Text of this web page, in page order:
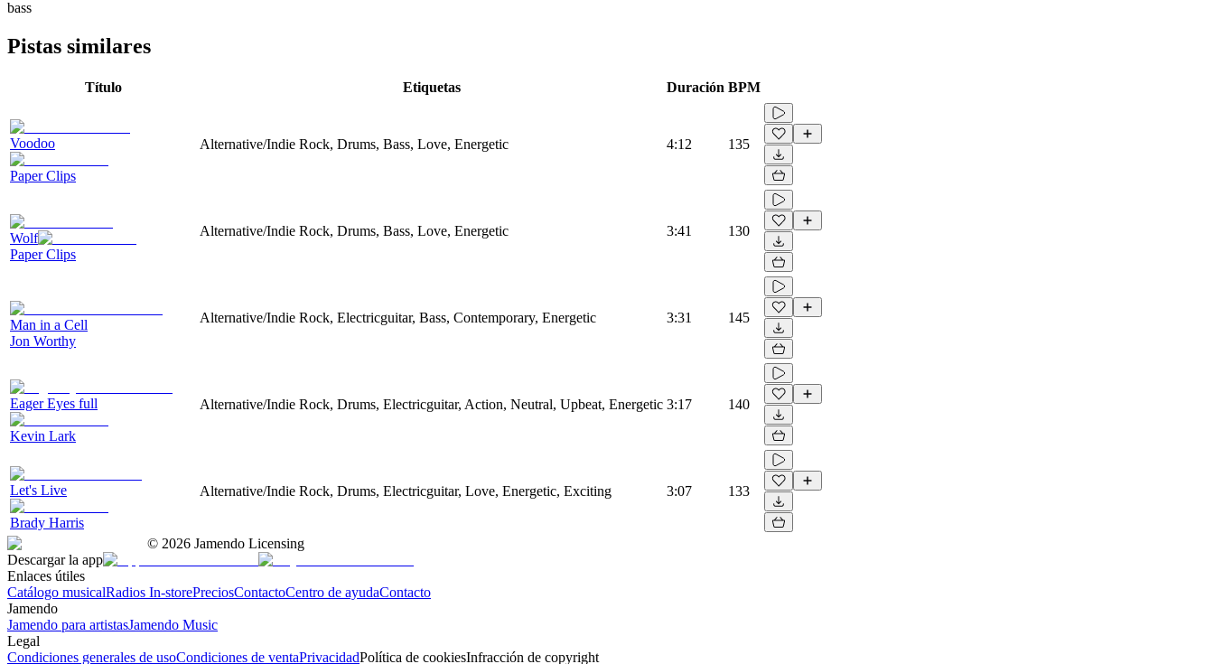
bass
Pistas similares
Título Etiquetas Duración BPM
Voodoo
Paper Clips
Alternative/Indie Rock, Drums, Bass, Love, Energetic 4:12 135
Wolf
Paper Clips
Alternative/Indie Rock, Drums, Bass, Love, Energetic 3:41 130
Man in a Cell
Jon Worthy
Alternative/Indie Rock, Electricguitar, Bass, Contemporary, Energetic 3:31 145
Eager Eyes full
Kevin Lark
Alternative/Indie Rock, Drums, Electricguitar, Action, Neutral, Upbeat, Energetic 3:17 140
Let's Live
Brady Harris
Alternative/Indie Rock, Drums, Electricguitar, Love, Energetic, Exciting 3:07 133
© 2026 Jamendo Licensing
Descargar la app
Enlaces útiles
Catálogo musicalRadios In-storePreciosContactoCentro de ayudaContacto
Jamendo
Jamendo para artistasJamendo Music
Legal
Condiciones generales de usoCondiciones de ventaPrivacidadPolítica de cookiesInfracción de copyright